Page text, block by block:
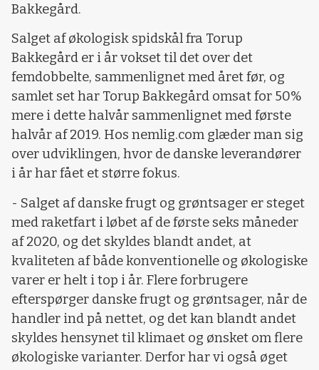
Bakkegård.
Salget af økologisk spidskål fra Torup
Bakkegård er i år vokset til det over det
femdobbelte, sammenlignet med året før, og
samlet set har Torup Bakkegård omsat for 50%
mere i dette halvår sammenlignet med første
halvår af 2019. Hos nemlig.com glæder man sig
over udviklingen, hvor de danske leverandører
i år har fået et større fokus.
- Salget af danske frugt og grøntsager er steget
med raketfart i løbet af de første seks måneder
af 2020, og det skyldes blandt andet, at
kvaliteten af både konventionelle og økologiske
varer er helt i top i år. Flere forbrugere
efterspørger danske frugt og grøntsager, når de
handler ind på nettet, og det kan blandt andet
skyldes hensynet til klimaet og ønsket om flere
økologiske varianter. Derfor har vi også øget